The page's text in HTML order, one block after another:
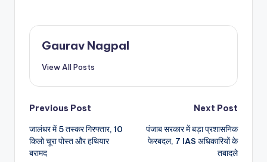
Gaurav Nagpal
View All Posts
Post
navigation
Previous Post
जालंधर में 5 तस्कर गिरफ्तार, 10
किलो चूरा पोस्त और हथियार
बरामद
Next Post
पंजाब सरकार में बड़ा प्रशासनिक
फेरबदल, 7 IAS अधिकारियों के
तबादले